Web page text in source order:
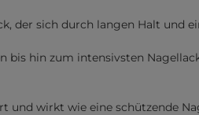
der sich durch langen Halt und
hin zum intensivsten
wirkt wie eine schützende